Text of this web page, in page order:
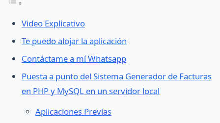
Video Explicativo
Te puedo alojar la aplicación
Contáctame a mí Whatsapp
Puesta a punto del Sistema Generador de Facturas
en PHP y MySQL en un servidor local
Aplicaciones Previas